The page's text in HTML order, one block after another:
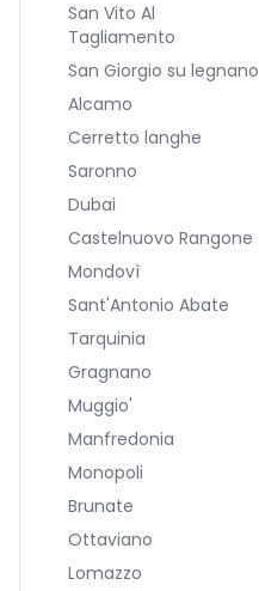
San Vito Al
Tagliamento
San Giorgio su legnano
Alcamo
Cerretto langhe
Saronno
Dubai
Castelnuovo Rangone
Mondovì
Sant'Antonio Abate
Tarquinia
Gragnano
Muggio'
Manfredonia
Monopoli
Brunate
Ottaviano
Lomazzo